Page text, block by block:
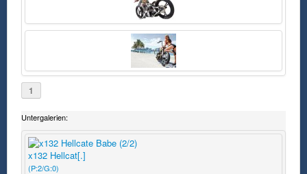
1
Untergalerien:
x132 Hellcat[.]
(P:2/G:0)